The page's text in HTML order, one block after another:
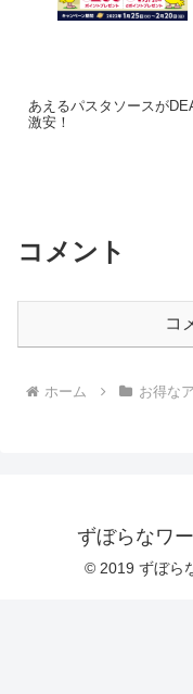
あえるパスタソースが
激安！
コメント
コ
ホーム お得な
ずぼらなワ
© 2019 ずぼら